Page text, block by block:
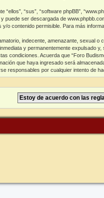
“sus”, “software phpBB”,
y puede ser descargada de
o contenido permisible. Para más
indecente, amenazante, sexual
y permanentemente expulsado
condiciones. Acuerda que “Foro
que haya ingresado será
responsables por cualquier intento de